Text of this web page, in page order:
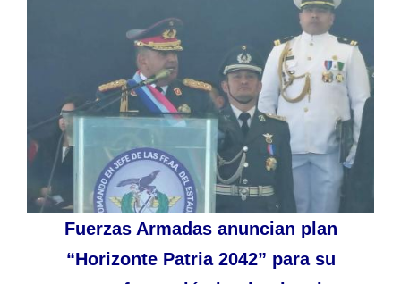
Fuerzas Armadas anuncian plan
“Horizonte Patria 2042” para su